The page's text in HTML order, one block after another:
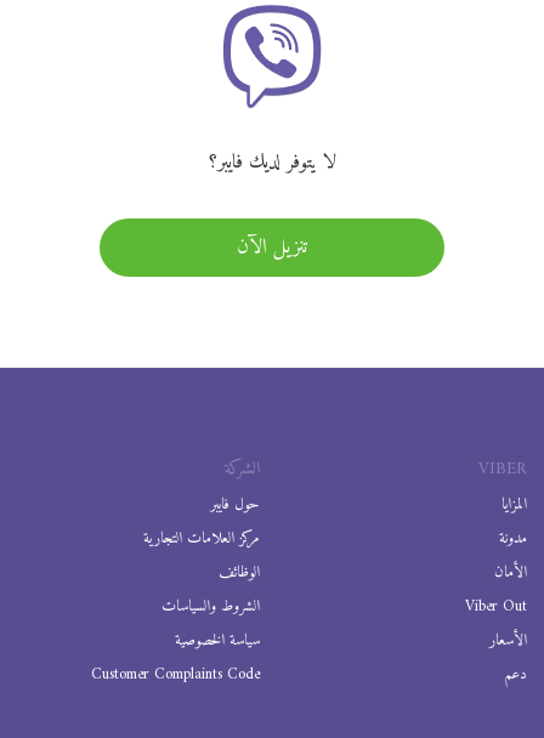
لا يتوفر لديك فايبر؟
تنزيل الآن
VIBER
المزايا
مدونة
الأمان
Viber Out
الأسعار
دعم
الشركة
حول فايبر
مركز العلامات التجارية
الوظائف
الشروط والسياسات
سياسة الخصوصية
Customer Complaints Code